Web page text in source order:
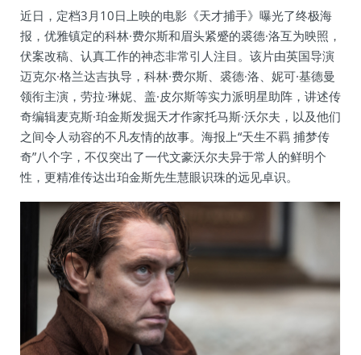
近日，定档3月10日上映的电影《天才捕手》曝光了终极海
报，优雅镇定的科林·费尔斯和眉头紧蹙的裘德·洛互为映照，
伏案改稿、认真工作的神态非常引人注目。该片由英国导演
迈克尔·格兰达吉执导，科林·费尔斯、裘德·洛、妮可·基德曼
领衔主演，劳拉·琳妮、盖·皮尔斯等实力派明星助阵，讲述传
奇编辑麦克斯·珀金斯发掘天才作家托马斯·沃尔夫，以及他们
之间令人动容的不凡友情的故事。海报上“天生不羁 捕梦传
奇”八个字，不仅突出了一代文豪沃尔夫异于常人的鲜明个
性，更精准传达出珀金斯先生慧眼识珠的远见卓识。